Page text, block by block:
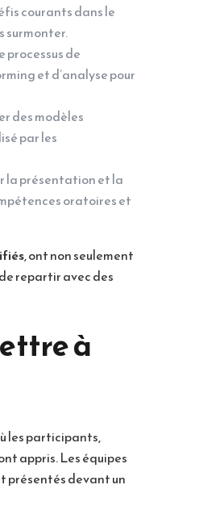
courants dans le
surmonter.
de
et d’analyse pour
des modèles
par les
la présentation et la
oratoires et
, ont non seulement
repartir avec des
à
les participants,
appris. Les équipes
présentés devant un